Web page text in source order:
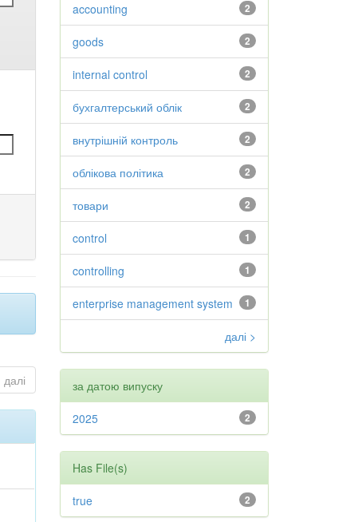
далі
2
accounting
2
goods
2
internal control
2
бухгалтерський облік
2
внутрішній контроль
2
облікова політика
2
товари
1
control
1
controlling
1
enterprise management system
далі >
за датою випуску
2
2025
Has File(s)
2
true